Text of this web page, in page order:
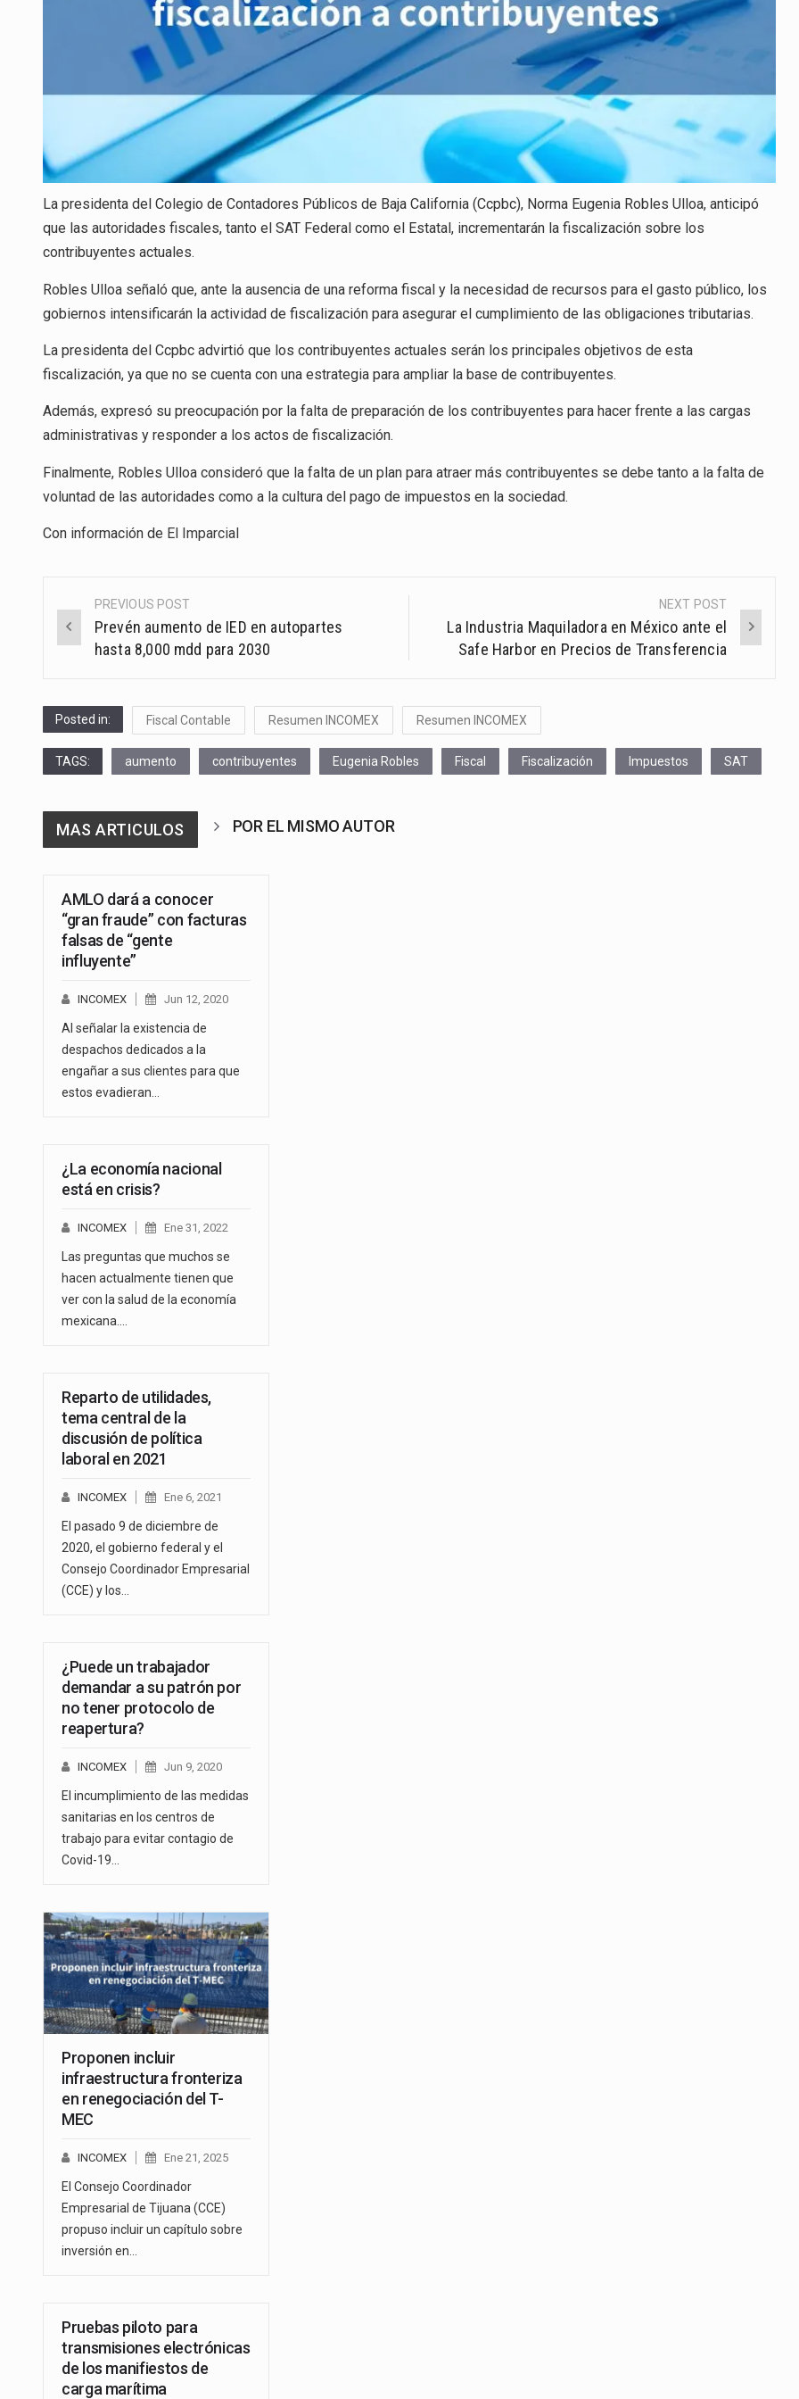
La presidenta del Colegio de Contadores Públicos de Baja California (Ccpbc), Norma Eugenia Robles Ulloa, anticipó
que las autoridades fiscales, tanto el SAT Federal como el Estatal, incrementarán la fiscalización sobre los
contribuyentes actuales.
Robles Ulloa señaló que, ante la ausencia de una reforma fiscal y la necesidad de recursos para el gasto público, los
gobiernos intensificarán la actividad de fiscalización para asegurar el cumplimiento de las obligaciones tributarias.
La presidenta del Ccpbc advirtió que los contribuyentes actuales serán los principales objetivos de esta
fiscalización, ya que no se cuenta con una estrategia para ampliar la base de contribuyentes.
Además, expresó su preocupación por la falta de preparación de los contribuyentes para hacer frente a las cargas
administrativas y responder a los actos de fiscalización.
Finalmente, Robles Ulloa consideró que la falta de un plan para atraer más contribuyentes se debe tanto a la falta de
voluntad de las autoridades como a la cultura del pago de impuestos en la sociedad.
Con información de El Imparcial
Post
navigation
PREVIOUS POST
Prevén aumento de IED en autopartes
hasta 8,000 mdd para 2030
NEXT POST
La Industria Maquiladora en México ante el
Safe Harbor en Precios de Transferencia
Posted in: Fiscal Contable Resumen INCOMEX Resumen INCOMEX
TAGS: aumento contribuyentes Eugenia Robles Fiscal Fiscalización Impuestos SAT
MAS ARTICULOS POR EL MISMO AUTOR
AMLO dará a conocer
“gran fraude” con facturas
falsas de “gente
influyente”
INCOMEX Jun 12, 2020
Al señalar la existencia de
despachos dedicados a la
engañar a sus clientes para que
estos evadieran…
¿La economía nacional
está en crisis?
INCOMEX Ene 31, 2022
Las preguntas que muchos se
hacen actualmente tienen que
ver con la salud de la economía
mexicana.…
Reparto de utilidades,
tema central de la
discusión de política
laboral en 2021
INCOMEX Ene 6, 2021
El pasado 9 de diciembre de
2020, el gobierno federal y el
Consejo Coordinador Empresarial
(CCE) y los…
¿Puede un trabajador
demandar a su patrón por
no tener protocolo de
reapertura?
INCOMEX Jun 9, 2020
El incumplimiento de las medidas
sanitarias en los centros de
trabajo para evitar contagio de
Covid-19…
Proponen incluir
infraestructura fronteriza
en renegociación del T-
MEC
INCOMEX Ene 21, 2025
El Consejo Coordinador
Empresarial de Tijuana (CCE)
propuso incluir un capítulo sobre
inversión en…
Pruebas piloto para
transmisiones electrónicas
de los manifiestos de
carga marítima